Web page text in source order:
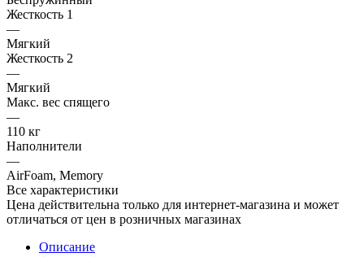
Жесткость 1
—
Мягкий
Жесткость 2
—
Мягкий
Макс. вес спящего
—
110 кг
Наполнители
—
AirFoam, Memory
Все характеристики
Цена действительна только для интернет-магазина и может
отличаться от цен в розничных магазинах
Описание